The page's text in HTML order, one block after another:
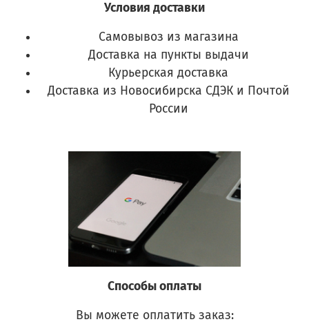
Условия доставки
Самовывоз из магазина
Доставка на пункты выдачи
Курьерская доставка
Доставка из Новосибирска СДЭК и Почтой
России
Способы оплаты
Вы можете оплатить заказ: